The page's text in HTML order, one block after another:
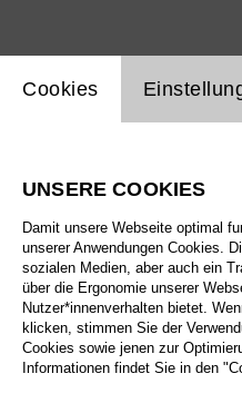
Einstellung Website
Cookies
UNSERE COOKIES
Damit unsere Webseite optimal
unserer Anwendungen Cookies.
sozialen Medien, aber auch ein
über die Ergonomie unserer
Nutzer*innenverhalten bietet.
klicken, stimmen Sie der
Cookies sowie jenen zur
Informationen findet Sie in den